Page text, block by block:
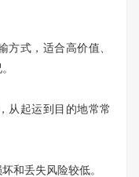
式，适合高价值、
起运到目的地常常
丢失风险较低。